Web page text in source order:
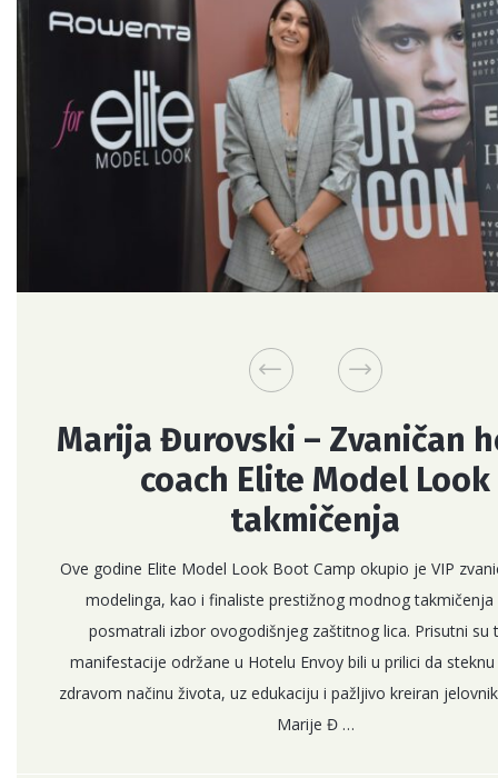
Marija Đurovski – Zvaničan
coach Elite Model Look
takmičenja
Ove godine Elite Model Look Boot Camp okupio je VIP
modelinga, kao i finaliste prestižnog modnog
posmatrali izbor ovogodišnjeg zaštitnog lica. Prisutni su
manifestacije održane u Hotelu Envoy bili u prilici da
zdravom načinu života, uz edukaciju i pažljivo kreiran
Marije Đ …